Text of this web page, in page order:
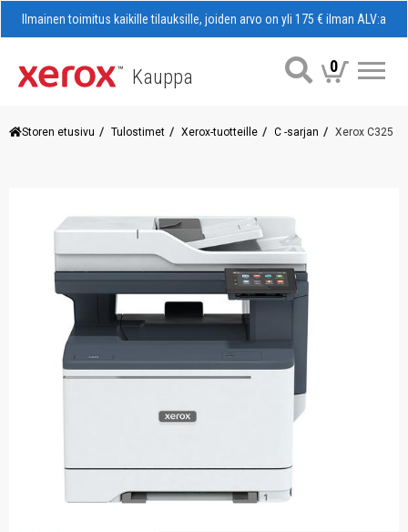
Ilmainen toimitus kaikille tilauksille, joiden arvo on yli 175 € ilman ALV:a
Kauppa 0
Storen etusivu Tulostimet Xerox-tuotteille C -sarjan Xerox C325